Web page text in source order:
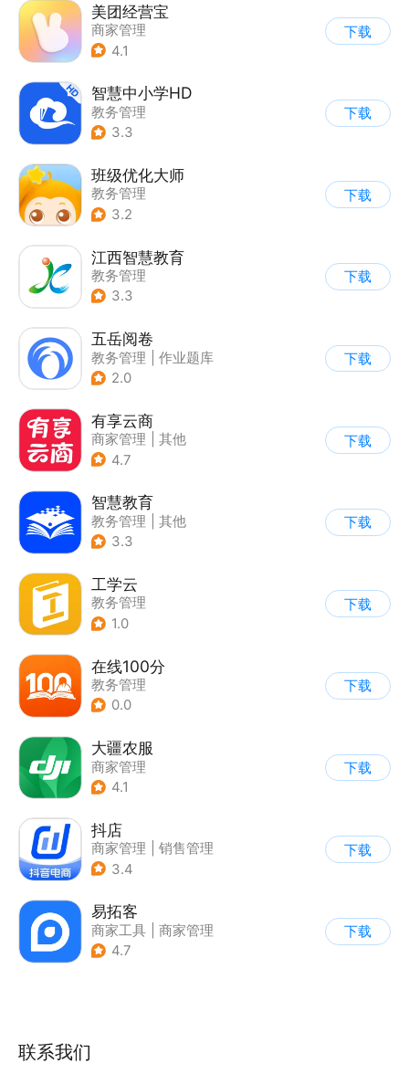
美团经营宝
商家管理
4.1
下载
智慧中小学HD
教务管理
3.3
下载
班级优化大师
教务管理
3.2
下载
江西智慧教育
教务管理
3.3
下载
五岳阅卷
教务管理
作业题库
2.0
下载
有享云商
商家管理
其他
4.7
下载
智慧教育
教务管理
其他
3.3
下载
工学云
教务管理
1.0
下载
在线100分
教务管理
0.0
下载
大疆农服
商家管理
4.1
下载
抖店
商家管理
销售管理
3.4
下载
易拓客
商家工具
商家管理
4.7
下载
联系我们